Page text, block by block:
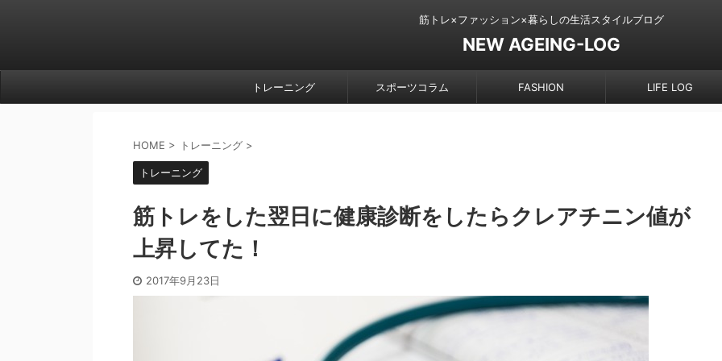
筋トレ×ファッション×暮らしの生活スタイルブログ
NEW AGEING-LOG
トレーニング スポーツコラム FASHION LIFE LOG
HOME > トレーニング >
トレーニング
筋トレをした翌日に健康診断をしたらクレアチニン値が
上昇してた！
2017年9月23日